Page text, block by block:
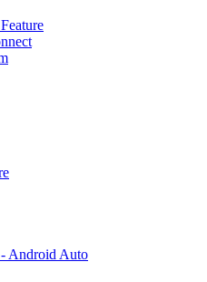
Android Auto